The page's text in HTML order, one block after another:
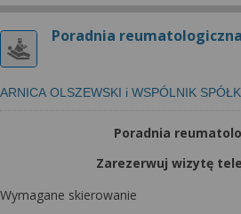
Poradnia reumatologiczna
ARNICA OLSZEWSKI i WSPÓLNIK
Poradnia
Zarezerwuj wizytę
Wymagane skierowanie